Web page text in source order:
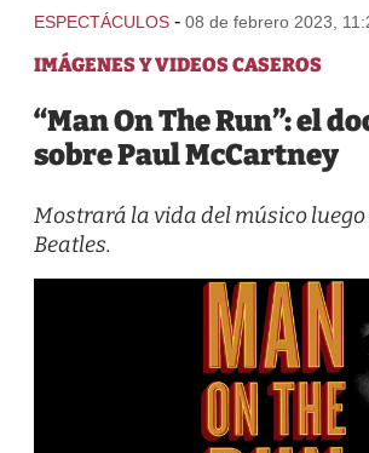
ESPECTÁCULOS - 08 de febrero 2023,
IMÁGENES Y VIDEOS CASEROS
“Man On The Run”: el
sobre Paul McCartney
Mostrará la vida del músico luego
Beatles.